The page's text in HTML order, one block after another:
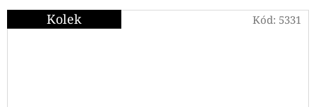
Kolek Kód: 5331